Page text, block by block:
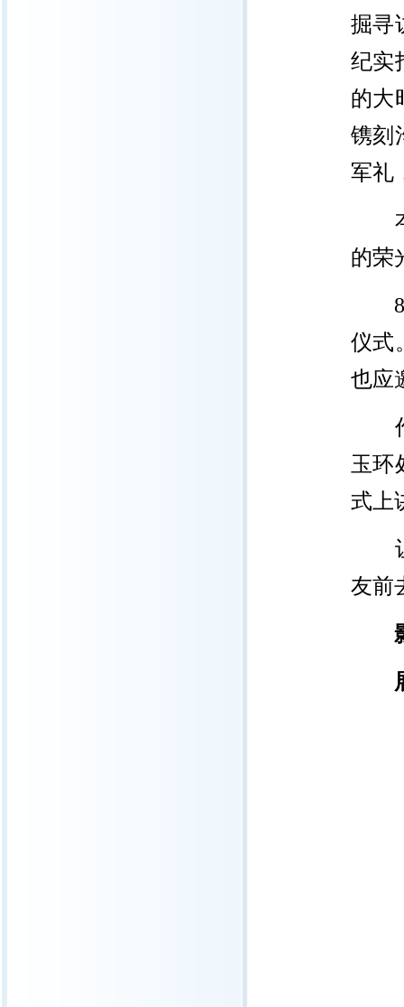
掘寻
纪实
的大
镌刻
军礼
的荣
8
仪式
也应
玉环
式上
友前